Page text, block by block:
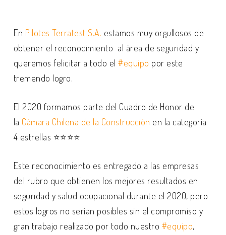
En Pilotes Terratest S.A. estamos muy orgullosos de
obtener el reconocimiento al área de seguridad y
queremos felicitar a todo el#equipo por este
tremendo logro.
El 2020 formamos parte del Cuadro de Honor de
la Cámara Chilena de la Construcción en la categoría
4 estrellas ⭐️⭐️⭐️⭐️
Este reconocimiento es entregado a las empresas
del rubro que obtienen los mejores resultados en
seguridad y salud ocupacional durante el 2020, pero
estos logros no serían posibles sin el compromiso y
gran trabajo realizado por todo nuestro #equipo,